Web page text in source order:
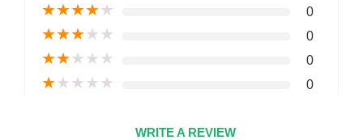
★★★★★ 0
★★★★★ 0
★★★★★ 0
★★★★★ 0
WRITE A REVIEW